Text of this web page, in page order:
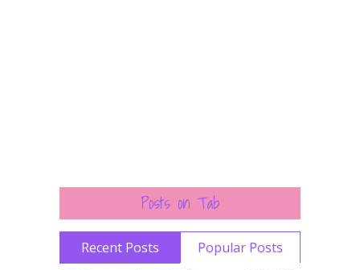
Posts on Tab
Recent Posts
Popular Posts